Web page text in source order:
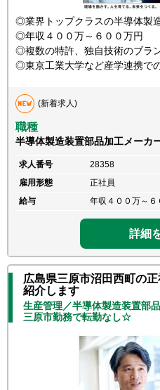
◎業界トップクラスの半導体製
◎年収４００万～６００万円
◎複数の特許、独自技術のブラ
◎東京工業大学など産学連携で
(新着求人)
職種
半導体製造装置部品加工メーカ
求人番号
28358
雇用形態
正社員
給与
年収４００万～６
詳細
広島県三原市沼田西町の
紹介します
生産管理／半導体製造装置部
三原市勤務で転勤なし☆